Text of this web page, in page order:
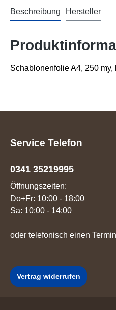
Beschreibung Hersteller
Schablonenfolie A4, 250
Service Telefon
0341 35219995
Öffnungszeiten:
Do+Fr: 10:00 - 18:00
Sa: 10:00 - 14:00
oder telefonisch einen
Vertrag widerrufen